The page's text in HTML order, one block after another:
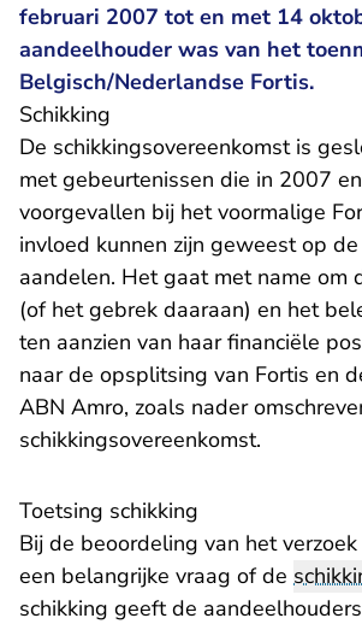
februari 2007 tot en met 14
aandeelhouder was van het
Belgisch/Nederlandse Fortis.
Schikking
De schikkingsovereenkomst is
met gebeurtenissen die in 2007
voorgevallen bij het voormalige
invloed kunnen zijn geweest op
aandelen. Het gaat met name om
(of het gebrek daaraan) en het
ten aanzien van haar financiële
naar de opsplitsing van Fortis en
ABN Amro, zoals nader
schikkingsovereenkomst.
Toetsing schikking
Bij de beoordeling van het
een belangrijke vraag of de
schikking geeft de